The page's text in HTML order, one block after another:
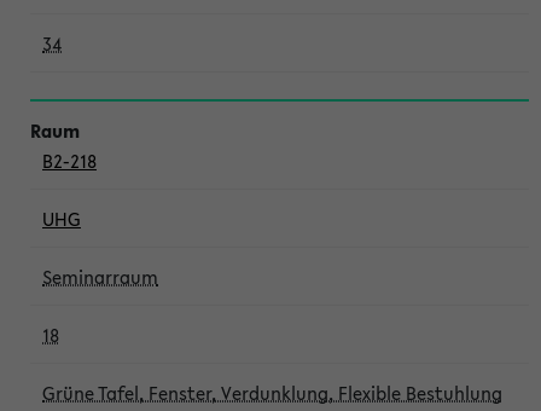
34
B2-218
UHG
Seminarraum
18
Grüne Tafel, Fenster, Verdunklung, Flexible Bestuhlung